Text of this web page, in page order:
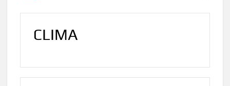
CLIMA